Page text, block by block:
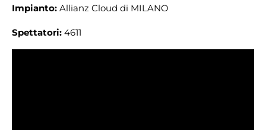
Impianto: Allianz Cloud di MILANO
Spettatori: 4611